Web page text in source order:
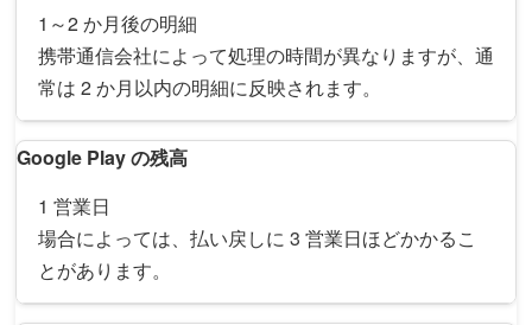
1～2 か月後の明細
携帯通信会社によって処理の時間が異なりますが、通
常は 2 か月以内の明細に反映されます。
Google Play の残高
1 営業日
場合によっては、払い戻しに 3 営業日ほどかかるこ
とがあります。